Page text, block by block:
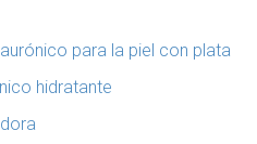
para la piel con plata
hidratante